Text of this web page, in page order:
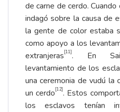
de carne de cerdo.
indagó sobre la causa de
la gente de color estaba
como apoyo a los
extranjeras[11]. En
levantamiento de los
una ceremonia de vudú la
un cerdo[12]. Estos
los esclavos tenían